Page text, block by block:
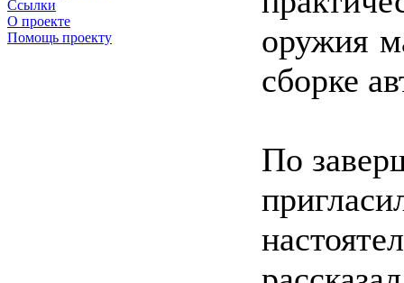
Ссылки
О проекте
Помощь проекту
оружия
сборке
По